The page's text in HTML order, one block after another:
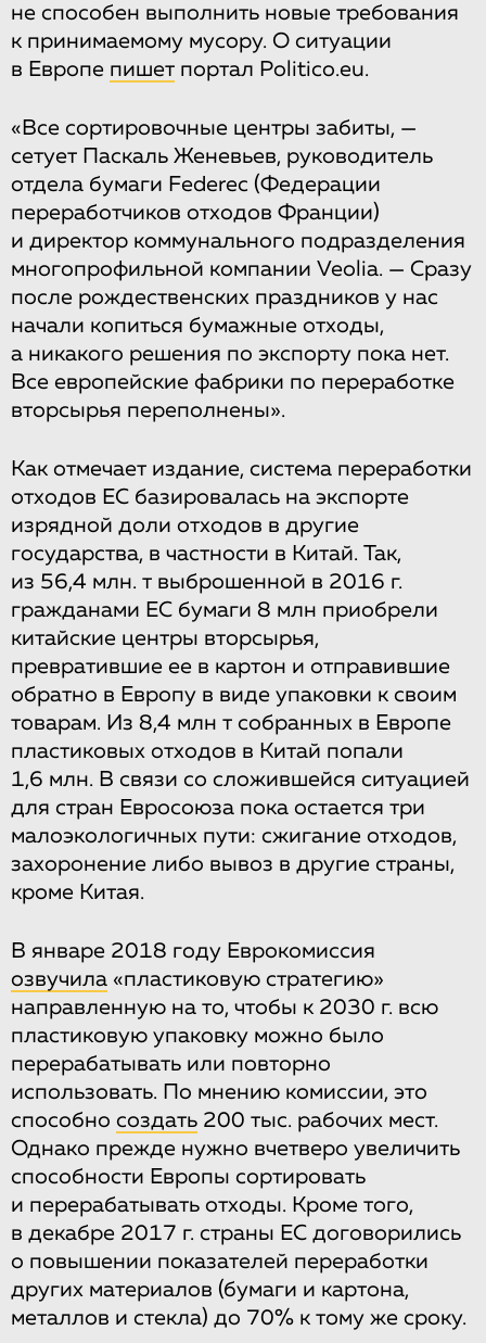
не способен выполнить новые требования
к принимаемому мусору. О ситуации
в Европе пишет портал Politico.eu.
«Все сортировочные центры забиты, —
сетует Паскаль Женевьев, руководитель
отдела бумаги Federec (Федерации
переработчиков отходов Франции)
и директор коммунального подразделения
многопрофильной компании Veolia. — Сразу
после рождественских праздников у нас
начали копиться бумажные отходы,
а никакого решения по экспорту пока нет.
Все европейские фабрики по переработке
вторсырья переполнены».
Как отмечает издание, система переработки
отходов ЕС базировалась на экспорте
изрядной доли отходов в другие
государства, в частности в Китай. Так,
из 56,4 млн. т выброшенной в 2016 г.
гражданами ЕС бумаги 8 млн приобрели
китайские центры вторсырья,
превратившие ее в картон и отправившие
обратно в Европу в виде упаковки к своим
товарам. Из 8,4 млн т собранных в Европе
пластиковых отходов в Китай попали
1,6 млн. В связи со сложившейся ситуацией
для стран Евросоюза пока остается три
малоэкологичных пути: сжигание отходов,
захоронение либо вывоз в другие страны,
кроме Китая.
В январе 2018 году Еврокомиссия
озвучила «пластиковую стратегию»
направленную на то, чтобы к 2030 г. всю
пластиковую упаковку можно было
перерабатывать или повторно
использовать. По мнению комиссии, это
способно создать 200 тыс. рабочих мест.
Однако прежде нужно вчетверо увеличить
способности Европы сортировать
и перерабатывать отходы. Кроме того,
в декабре 2017 г. страны ЕС договорились
о повышении показателей переработки
других материалов (бумаги и картона,
металлов и стекла) до 70% к тому же сроку.